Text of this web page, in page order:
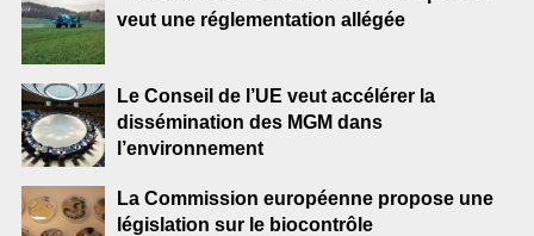
veut une réglementation allégée
Le Conseil de l’UE veut accélérer la
dissémination des MGM dans
l’environnement
La Commission européenne propose une
législation sur le biocontrôle